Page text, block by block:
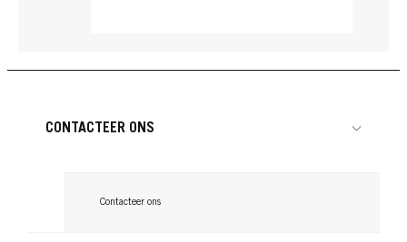
CONTACTEER ONS
Contacteer ons